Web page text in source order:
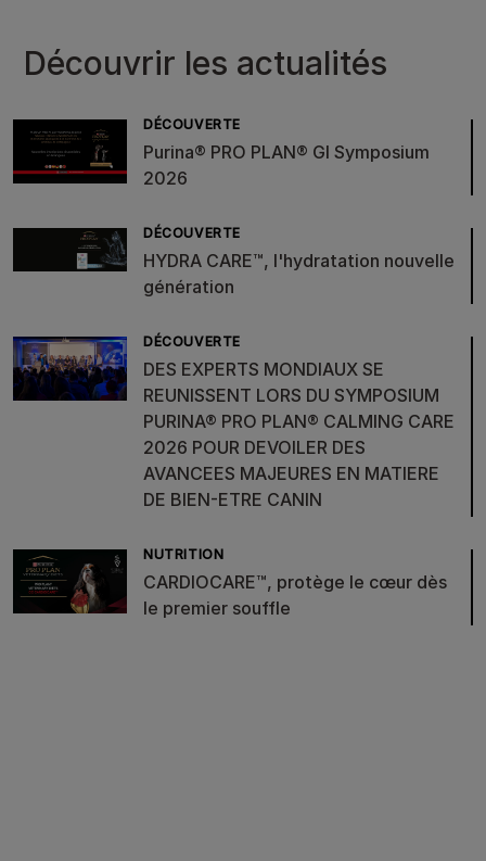
Découvrir les actualités
DÉCOUVERTE
Purina® PRO PLAN® GI Symposium
2026
DÉCOUVERTE
HYDRA CARE™, l'hydratation nouvelle
génération
DÉCOUVERTE
DES EXPERTS MONDIAUX SE
REUNISSENT LORS DU SYMPOSIUM
PURINA® PRO PLAN® CALMING CARE
2026 POUR DEVOILER DES
AVANCEES MAJEURES EN MATIERE
DE BIEN-ETRE CANIN
NUTRITION
CARDIOCARE™, protège le cœur dès
le premier souffle